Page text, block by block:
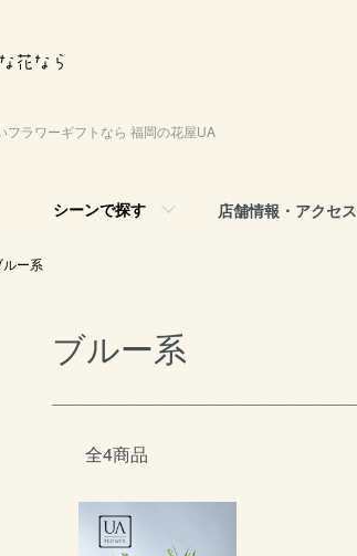
ラワーギフトなら 福岡の花屋UA
シーンで探す 店舗情報・アクセス
ルー系
ブルー系
全4商品